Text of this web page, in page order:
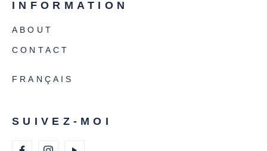
INFORMATION
ABOUT
CONTACT
FRANÇAIS
SUIVEZ-MOI